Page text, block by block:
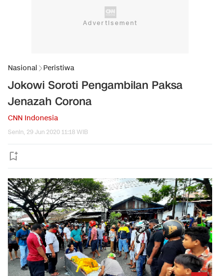
Nasional Peristiwa
Jokowi Soroti Pengambilan Paksa
Jenazah Corona
CNN Indonesia
Senin, 29 Jun 2020 11:18 WIB